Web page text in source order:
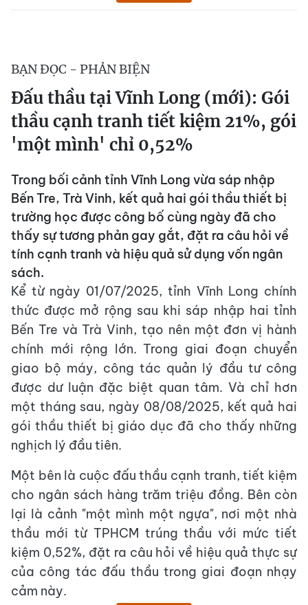
BẠN ĐỌC - PHẢN BIỆN
Đấu thầu tại Vĩnh Long (mới): Gói
thầu cạnh tranh tiết kiệm 21%, gói
'một mình' chỉ 0,52%
Trong bối cảnh tỉnh Vĩnh Long vừa sáp nhập
Bến Tre, Trà Vinh, kết quả hai gói thầu thiết bị
trường học được công bố cùng ngày đã cho
thấy sự tương phản gay gắt, đặt ra câu hỏi về
tính cạnh tranh và hiệu quả sử dụng vốn ngân
sách.
Kể từ ngày 01/07/2025, tỉnh Vĩnh Long chính
thức được mở rộng sau khi sáp nhập hai tỉnh
Bến Tre và Trà Vinh, tạo nên một đơn vị hành
chính mới rộng lớn. Trong giai đoạn chuyển
giao bộ máy, công tác quản lý đầu tư công
được dư luận đặc biệt quan tâm. Và chỉ hơn
một tháng sau, ngày 08/08/2025, kết quả hai
gói thầu thiết bị giáo dục đã cho thấy những
nghịch lý đầu tiên.
Một bên là cuộc đấu thầu cạnh tranh, tiết kiệm
cho ngân sách hàng trăm triệu đồng. Bên còn
lại là cảnh "một mình một ngựa", nơi một nhà
thầu mới từ TPHCM trúng thầu với mức tiết
kiệm 0,52%, đặt ra câu hỏi về hiệu quả thực sự
của công tác đấu thầu trong giai đoạn nhạy
cảm này.